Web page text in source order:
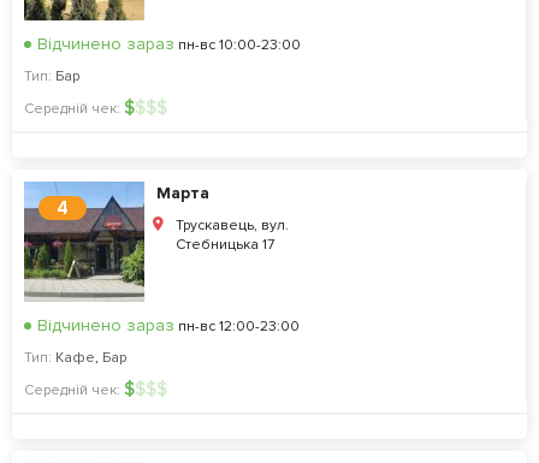
Відчинено зараз пн-вс 10:00-23:00
Тип: Бар
Середній чек: $$$$
4
Марта
Трускавець, вул.
Стебницька 17
Відчинено зараз пн-вс 12:00-23:00
Тип: Кафе, Бар
Середній чек: $$$$